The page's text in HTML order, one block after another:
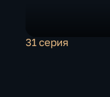
31 серия